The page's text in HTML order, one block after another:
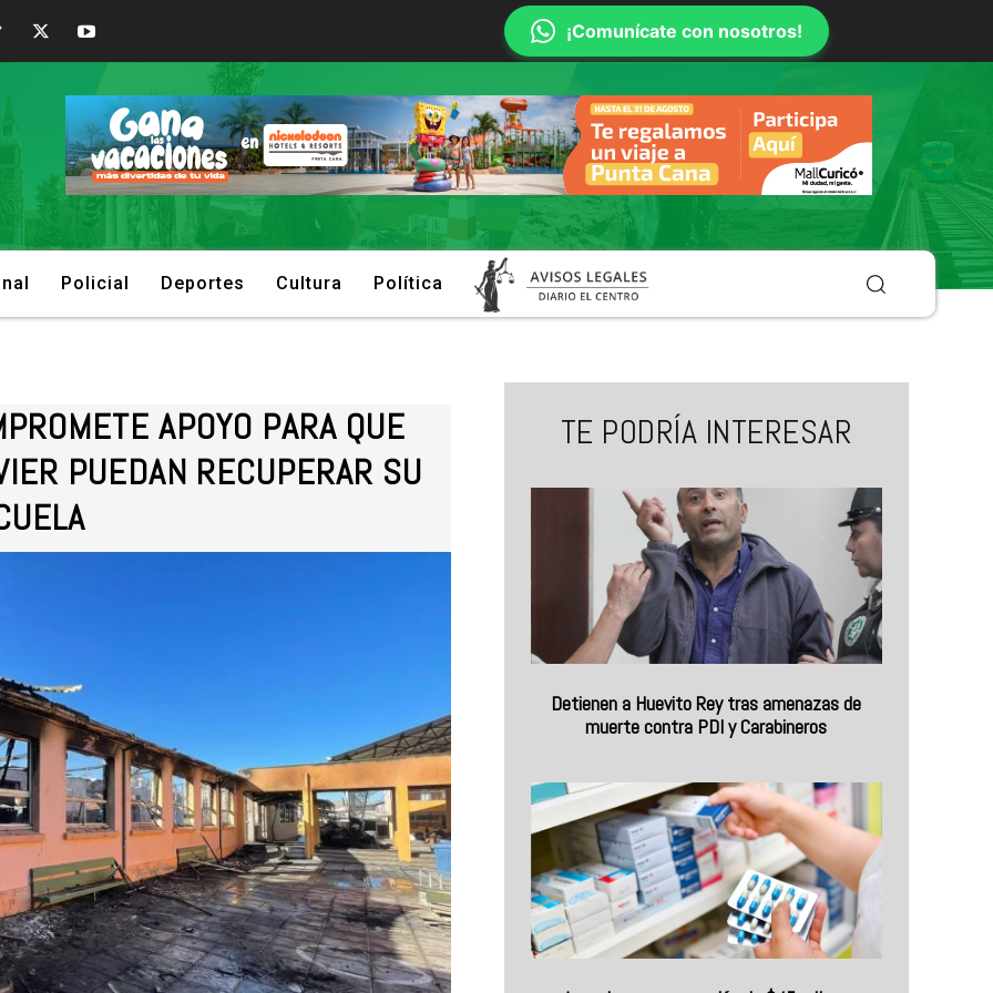
¡Comunícate con nosotros!
Policial Deportes Cultura Política
APOYO PARA QUE
PUEDAN RECUPERAR SU
TE PODRÍA INTERESAR
Detienen a Huevito Rey tras amenazas de
muerte contra PDI y Carabineros